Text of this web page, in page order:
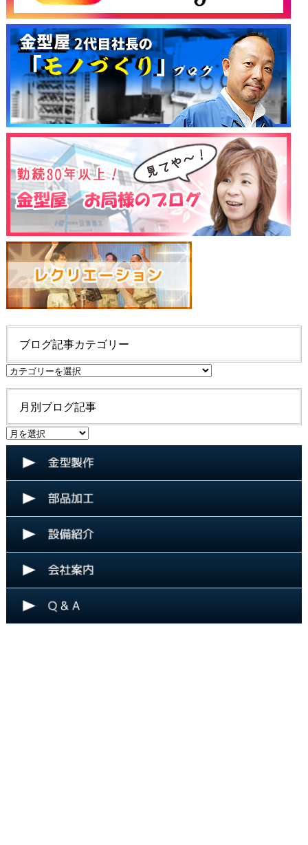
ブログ記事カテゴリー
ブ
事
カ
リ
月別ブログ記事
月
別
事